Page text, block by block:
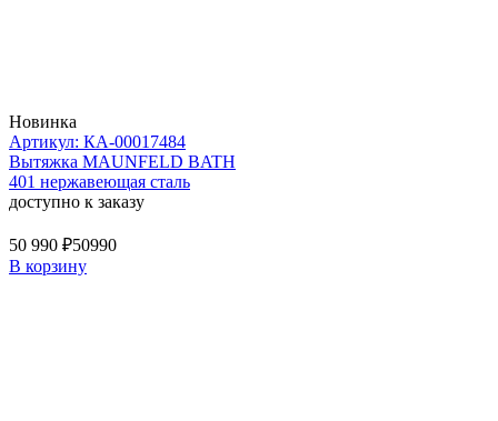
Новинка
Артикул: КА-00017484
Вытяжка MAUNFELD BATH
401 нержавеющая сталь
доступно к заказу
50 990 ₽50990
В корзину